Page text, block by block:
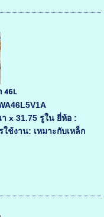
46L
x 31.75 รูใน ยี่ห้อ :
ช้งาน: เหมาะกับเหล็ก